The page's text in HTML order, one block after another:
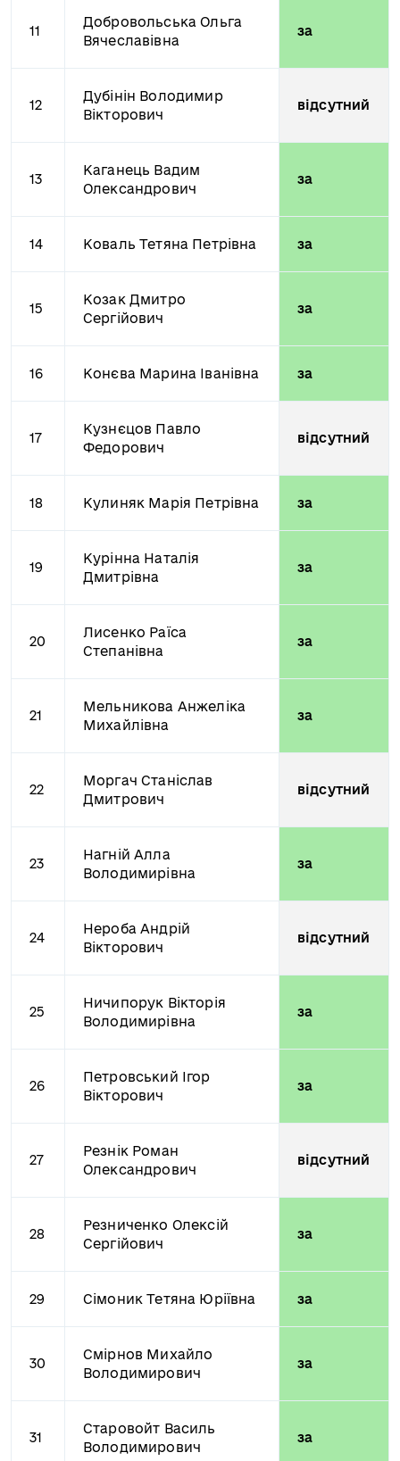
11
Добровольська Ольга
Вячеславівна
за
12
Дубінін Володимир
Вікторович
відсутний
13
Каганець Вадим
Олександрович
за
14 Коваль Тетяна Петрівна за
15
Козак Дмитро
Сергійович
за
16 Конєва Марина Іванівна за
17
Кузнєцов Павло
Федорович
відсутний
18 Кулиняк Марія Петрівна за
19
Курінна Наталія
Дмитрівна
за
20
Лисенко Раїса
Степанівна
за
21
Мельникова Анжеліка
Михайлівна
за
22
Моргач Станіслав
Дмитрович
відсутний
23
Нагній Алла
Володимирівна
за
24
Нероба Андрій
Вікторович
відсутний
25
Ничипорук Вікторія
Володимирівна
за
26
Петровський Ігор
Вікторович
за
27
Резнік Роман
Олександрович
відсутний
28
Резниченко Олексій
Сергійович
за
29 Сімоник Тетяна Юріївна за
30
Смірнов Михайло
Володимирович
за
31
Старовойт Василь
Володимирович
за